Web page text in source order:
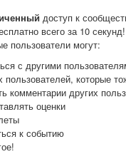
доступ к
всего за 10 секунд!
пользователи могут:
с другими
пользователей, которые
комментарии других
оценки
к событию